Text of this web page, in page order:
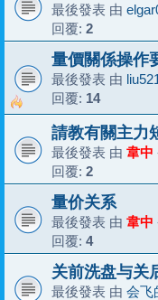
最後發表 由
回覆: 2
量價關係操作
最後發表 由
回覆: 14
請教有關主力
最後發表 由 韋中
回覆: 2
量价关系
最後發表 由 韋中
回覆: 4
关前洗盘与关
最後發表 由 会飞